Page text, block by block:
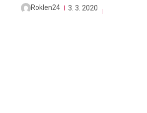
Roklen24 3. 3. 2020